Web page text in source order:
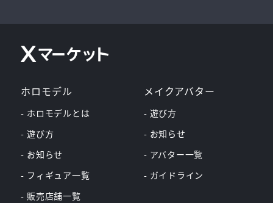
ホロモデル
- ホロモデルとは
- 遊び方
- お知らせ
- フィギュア一覧
- 販売店舗一覧
メイクアバター
- 遊び方
- お知らせ
- アバター一覧
- ガイドライン